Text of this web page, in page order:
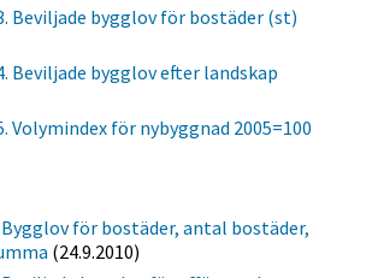
Beviljade bygglov för bostäder (st)
Beviljade bygglov efter landskap
Volymindex för nybyggnad 2005=100
för bostäder, antal bostäder,
(24.9.2010)